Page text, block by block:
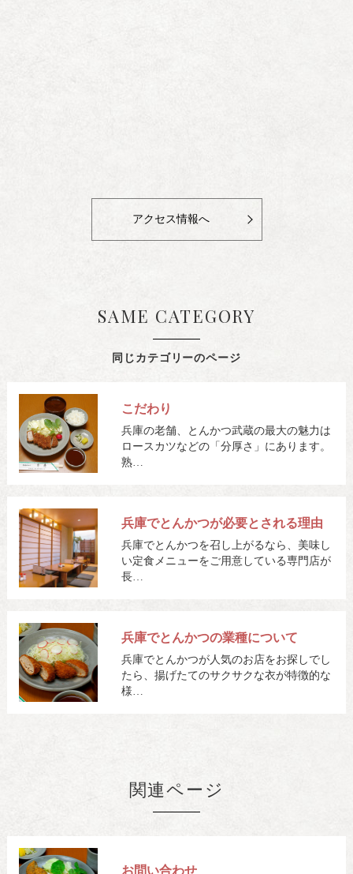
アクセス情報へ
同じカテゴリーのページ
SAME CATEGORY
こだわり
兵庫の老舗、とんかつ武蔵の最大の魅力は
ロースカツなどの「分厚さ」にあります。
熟…
兵庫でとんかつが必要とされる理由
兵庫でとんかつを召し上がるなら、美味し
い定食メニューをご用意している専門店が
長…
兵庫でとんかつの業種について
兵庫でとんかつが人気のお店をお探しでし
たら、揚げたてのサクサクな衣が特徴的な
様…
関連ページ
お問い合わせ